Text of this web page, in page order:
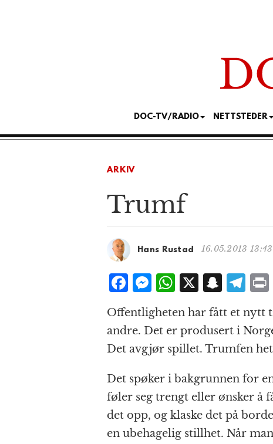
DOC-TV/RADIO NETTSTEDER
ARKIV
Trumf
Hans Rustad 16.05.2013 13:43
F
c
e
b
o
o
k
M
e
ss
e
n
g
e
r
W
h
at
s
A
p
p
X S
a
p
c
h
at
T
e
g
r
a
m
Offentligheten har fått et nytt
andre. Det er produsert i
Det avgjør spillet. Trumfen
Det spøker i bakgrunnen for
føler seg trengt eller ønsker å
det opp, og klaske det på
en ubehagelig stillhet. Når